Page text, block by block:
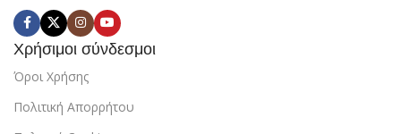
Χρήσιμοι σύνδεσμοι
Όροι Χρήσης
Πολιτική Απορρήτου